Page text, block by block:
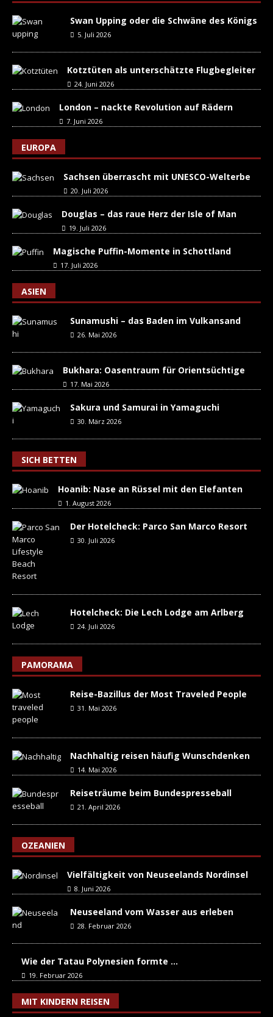
Swan Upping oder die Schwäne des Königs
5. Juli 2026
Kotztüten als unterschätzte Flugbegleiter
24. Juni 2026
London – nackte Revolution auf Rädern
7. Juni 2026
EUROPA
Sachsen überrascht mit UNESCO-Welterbe
20. Juli 2026
Douglas – das raue Herz der Isle of Man
19. Juli 2026
Magische Puffin-Momente in Schottland
17. Juli 2026
ASIEN
Sunamushi – das Baden im Vulkansand
26. Mai 2026
Bukhara: Oasentraum für Orientsüchtige
17. Mai 2026
Sakura und Samurai in Yamaguchi
30. März 2026
SICH BETTEN
Hoanib: Nase an Rüssel mit den Elefanten
1. August 2026
Der Hotelcheck: Parco San Marco Resort
30. Juli 2026
Hotelcheck: Die Lech Lodge am Arlberg
24. Juli 2026
PAMORAMA
Reise-Bazillus der Most Traveled People
31. Mai 2026
Nachhaltig reisen häufig Wunschdenken
14. Mai 2026
Reiseträume beim Bundespresseball
21. April 2026
OZEANIEN
Vielfältigkeit von Neuseelands Nordinsel
8. Juni 2026
Neuseeland vom Wasser aus erleben
28. Februar 2026
Wie der Tatau Polynesien formte …
19. Februar 2026
MIT KINDERN REISEN